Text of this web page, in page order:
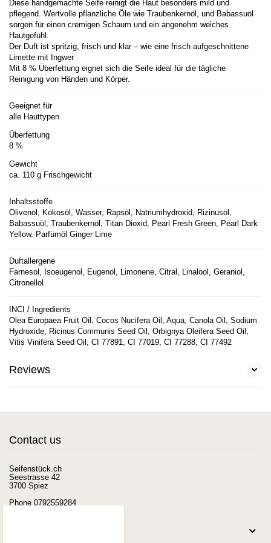
Diese handgemachte Seife reinigt die Haut besonders mild und
pflegend. Wertvolle pflanzliche Öle wie Traubenkernöl, und Babassuöl
sorgen für einen cremigen Schaum und ein angenehm weiches
Hautgefühl.
Der Duft ist spritzig, frisch und klar – wie eine frisch aufgeschnittene
Limette mit Ingwer
Mit 8 % Überfettung eignet sich die Seife ideal für die tägliche
Reinigung von Händen und Körper.
Geeignet für
alle Hauttypen
Überfettung
8 %
Gewicht
ca. 110 g Frischgewicht
Inhaltsstoffe
Olivenöl, Kokosöl, Wasser, Rapsöl, Natriumhydroxid, Rizinusöl,
Babassuöl, Traubenkernöl, Titan Dioxid, Pearl Fresh Green, Pearl Dark
Yellow, Parfümöl Ginger Lime
Duftallergene
Farnesol, Isoeugenol, Eugenol, Limonene, Citral, Linalool, Geraniol,
Citronellol
INCI / Ingredients
Olea Europaea Fruit Oil, Cocos Nucifera Oil, Aqua, Canola Oil, Sodium
Hydroxide, Ricinus Communis Seed Oil, Orbignya Oleifera Seed Oil,
Vitis Vinifera Seed Oil, CI 77891, CI 77019, CI 77288, CI 77492
Reviews
Contact us
Seifenstück.ch
Seestrasse 42
3700 Spiez
Phone0792559284